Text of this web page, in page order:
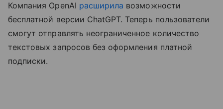
Компания OpenAI расширила возможности
бесплатной версии ChatGPT. Теперь пользователи
смогут отправлять неограниченное количество
текстовых запросов без оформления платной
подписки.